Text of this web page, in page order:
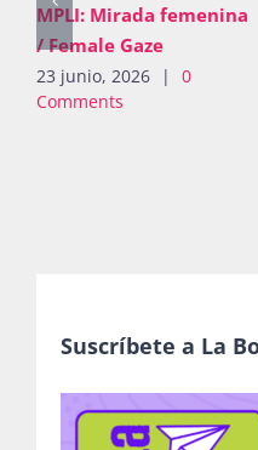
MPLI: Pugna de
derechos
26 junio, 2026 |
0
Comments